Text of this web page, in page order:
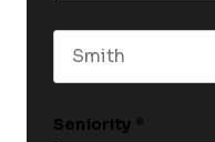
Seniority *